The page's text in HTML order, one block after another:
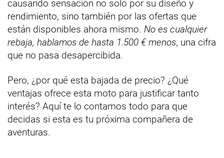
causando sensación no solo por su diseño y
rendimiento, sino también por las ofertas que
están disponibles ahora mismo. No es cualquier
rebaja, hablamos de hasta 1.500 € menos, una cifra
que no pasa desapercibida.
Pero, ¿por qué esta bajada de precio? ¿Qué
ventajas ofrece esta moto para justificar tanto
interés? Aquí te lo contamos todo para que
decidas si esta es tu próxima compañera de
aventuras.